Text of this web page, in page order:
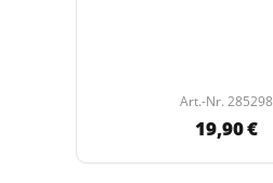
Art.-Nr. 285298
19,90 €